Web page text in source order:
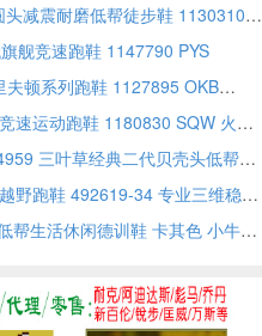
HOKA ONE ONE Tor Ultra Low 圆头减震耐磨低帮徒步鞋 1130310 MVW
舰竞速跑鞋 1147790 PYS
HOKA ONE ONE CLIFTON 9 克里夫顿系列跑鞋 1127895 OKB
Hoka U Rocket X 3 泡棉科技旗舰竞速运动跑鞋 1180830 SQW 火箭竞速系列碳板跑鞋不对称鞋
Adidas Originals Superstar II EG4959 三叶草经典二代贝壳头低帮休闲板鞋
Salomon XA PRO 3D 萨洛蒙户外越野跑鞋 492619-34 专业三维稳定底盘户外越野跑鞋
MiuMiu Plume 缪缪平底系带薄底低帮生活休闲德训鞋 卡其色 小牛皮复古胶底柔软贴合日常通勤